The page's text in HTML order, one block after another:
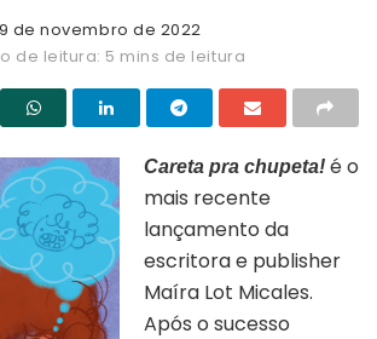
de novembro de 2022
de leitura: 5 mins de leitura
Careta pra chupeta! é o
mais recente
lançamento da
escritora e publisher
Maíra Lot Micales.
Após o sucesso